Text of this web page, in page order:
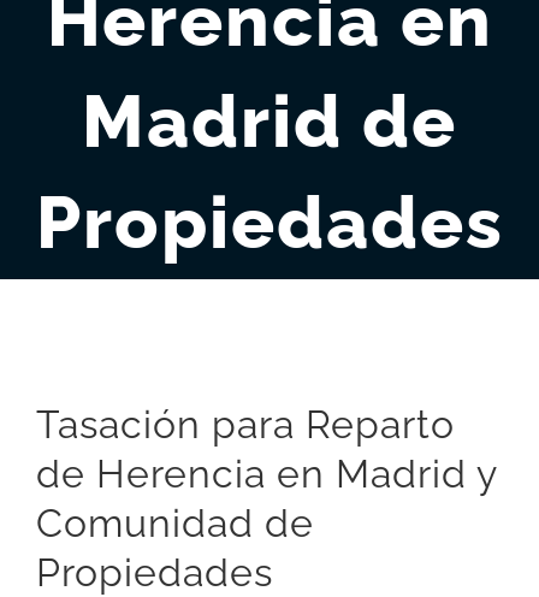
Herencia en
Madrid de
Propiedades
Tasación para Reparto
de Herencia en Madrid y
Comunidad de
Propiedades